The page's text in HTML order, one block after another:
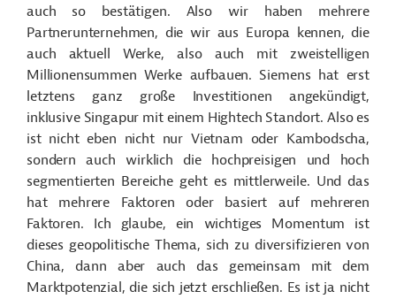
auch so bestätigen. Also wir haben mehrere
Partnerunternehmen, die wir aus Europa kennen, die
auch aktuell Werke, also auch mit zweistelligen
Millionensummen Werke aufbauen. Siemens hat erst
letztens ganz große Investitionen angekündigt,
inklusive Singapur mit einem Hightech Standort. Also es
ist nicht eben nicht nur Vietnam oder Kambodscha,
sondern auch wirklich die hochpreisigen und hoch
segmentierten Bereiche geht es mittlerweile. Und das
hat mehrere Faktoren oder basiert auf mehreren
Faktoren. Ich glaube, ein wichtiges Momentum ist
dieses geopolitische Thema, sich zu diversifizieren von
China, dann aber auch das gemeinsam mit dem
Marktpotenzial, die sich jetzt erschließen. Es ist ja nicht